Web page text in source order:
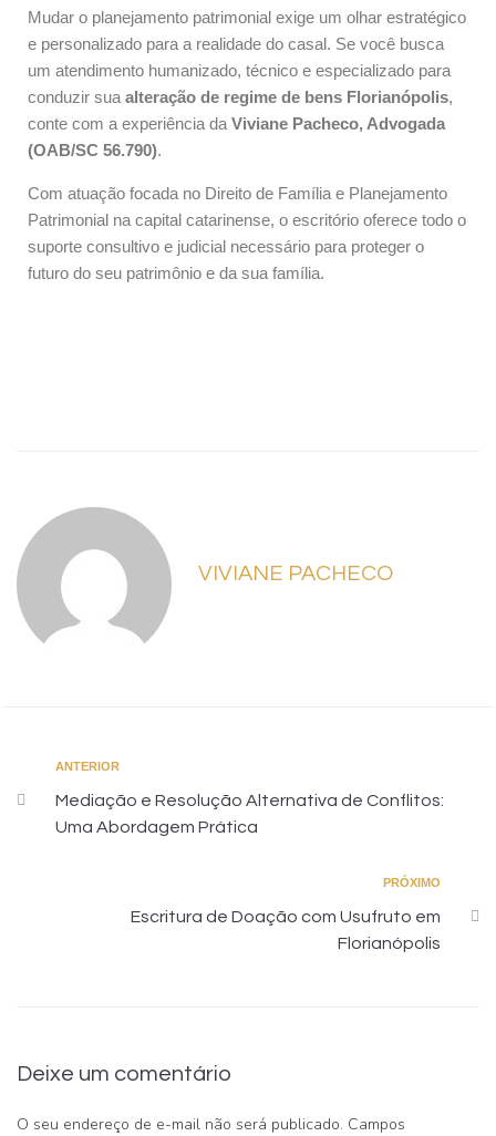
Mudar o planejamento patrimonial exige um olhar estratégico
e personalizado para a realidade do casal. Se você busca
um atendimento humanizado, técnico e especializado para
conduzir sua alteração de regime de bens Florianópolis,
conte com a experiência da Viviane Pacheco, Advogada
(OAB/SC 56.790).
Com atuação focada no Direito de Família e Planejamento
Patrimonial na capital catarinense, o escritório oferece todo o
suporte consultivo e judicial necessário para proteger o
futuro do seu patrimônio e da sua família.
VIVIANE PACHECO
ANTERIOR
Mediação e Resolução Alternativa de Conflitos:
Uma Abordagem Prática
PRÓXIMO
Escritura de Doação com Usufruto em
Florianópolis
Deixe um comentário
O seu endereço de e-mail não será publicado. Campos